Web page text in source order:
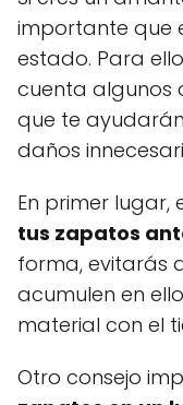
importante que
estado. Para
cuenta algunos
que te
daños
En primer lugar,
tus zapatos
forma, evitarás
acumulen en
material con el
Otro consejo